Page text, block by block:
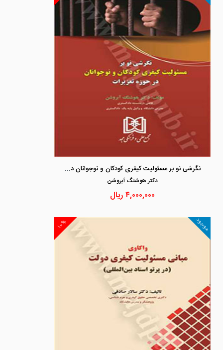
نگرشی نو بر مسئولیت کیفری کودکان و نوجوانان در حوزه تعزیرات
دكتر هوشنگ آبروشن
۴,۰۰۰,۰۰۰ریال
۱۰% موجود